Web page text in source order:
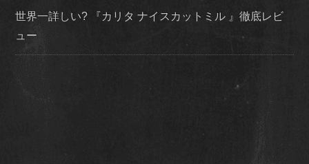
世界一詳しい? 『カリタ ナイスカットミル 』徹底レビ
ュー